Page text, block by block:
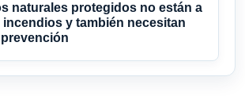
naturales protegidos no están a
y también necesitan